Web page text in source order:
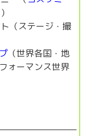
）
（ステージ・撮
（世界各国・地
ォーマンス世界